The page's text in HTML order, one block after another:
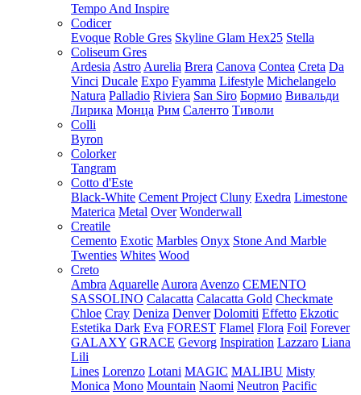
Tempo And Inspire
Codicer
Evoque Roble Gres Skyline Glam Hex25 Stella
Coliseum Gres
Ardesia Astro Aurelia Brera Canova Contea Creta Da
Vinci Ducale Expo Fyamma Lifestyle Michelangelo
Natura Palladio Riviera San Siro Бормио Вивальди
Лирика Монца Рим Саленто Тиволи
Colli
Byron
Colorker
Tangram
Cotto d'Este
Black-White Cement Project Cluny Exedra Limestone
Materica Metal Over Wonderwall
Creatile
Cemento Exotic Marbles Onyx Stone And Marble
Twenties Whites Wood
Creto
Ambra Aquarelle Aurora Avenzo CEMENTO
SASSOLINO Calacatta Calacatta Gold Checkmate
Chloe Cray Deniza Denver Dolomiti Effetto Ekzotic
Estetika Dark Eva FOREST Flamel Flora Foil Forever
GALAXY GRACE Gevorg Inspiration Lazzaro Liana
Lili
Lines Lorenzo Lotani MAGIC MALIBU Misty
Monica Mono Mountain Naomi Neutron Pacific